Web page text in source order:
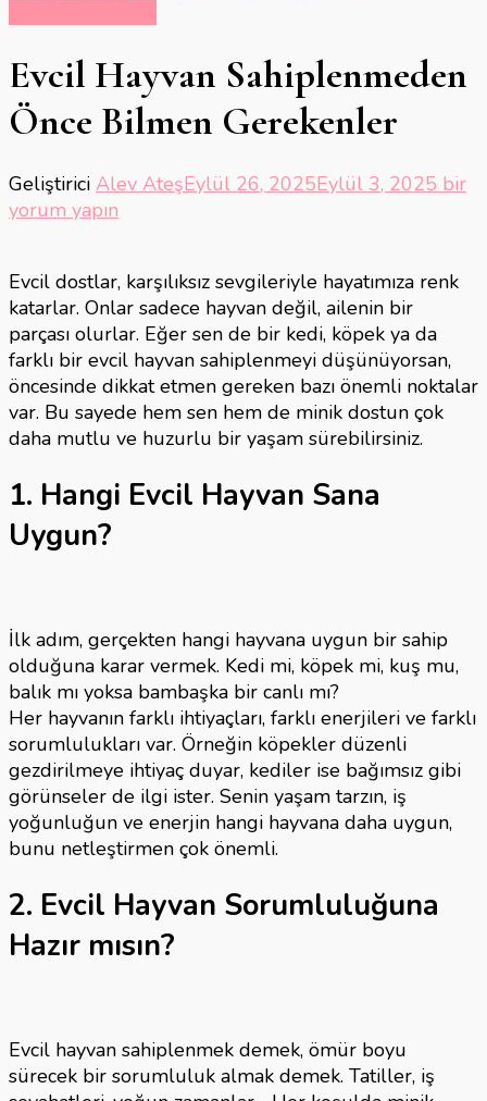
Evcil Hayvan Sahiplenmeden
Önce Bilmen Gerekenler
Geliştirici Alev AteşEylül 26, 2025Eylül 3, 2025 Evcil
için
bir
yorum yapın
Evcil dostlar, karşılıksız sevgileriyle hayatımıza renk
katarlar. Onlar sadece hayvan değil, ailenin bir
parçası olurlar. Eğer sen de bir kedi, köpek ya da
farklı bir evcil hayvan sahiplenmeyi düşünüyorsan,
öncesinde dikkat etmen gereken bazı önemli noktalar
var. Bu sayede hem sen hem de minik dostun çok
daha mutlu ve huzurlu bir yaşam sürebilirsiniz.
1. Hangi Evcil Hayvan Sana
Uygun?
İlk adım, gerçekten hangi hayvana uygun bir sahip
olduğuna karar vermek. Kedi mi, köpek mi, kuş mu,
balık mı yoksa bambaşka bir canlı mı?
Her hayvanın farklı ihtiyaçları, farklı enerjileri ve farklı
sorumlulukları var. Örneğin köpekler düzenli
gezdirilmeye ihtiyaç duyar, kediler ise bağımsız gibi
görünseler de ilgi ister. Senin yaşam tarzın, iş
yoğunluğun ve enerjin hangi hayvana daha uygun,
bunu netleştirmen çok önemli.
2. Evcil Hayvan Sorumluluğuna
Hazır mısın?
Evcil hayvan sahiplenmek demek, ömür boyu
sürecek bir sorumluluk almak demek. Tatiller, iş